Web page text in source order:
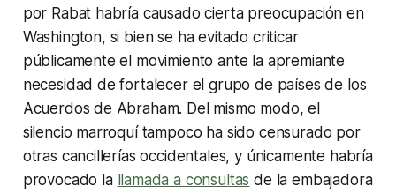
por Rabat habría causado cierta preocupación en
Washington, si bien se ha evitado criticar
públicamente el movimiento ante la apremiante
necesidad de fortalecer el grupo de países de los
Acuerdos de Abraham. Del mismo modo, el
silencio marroquí tampoco ha sido censurado por
otras cancillerías occidentales, y únicamente habría
provocado la llamada a consultas de la embajadora